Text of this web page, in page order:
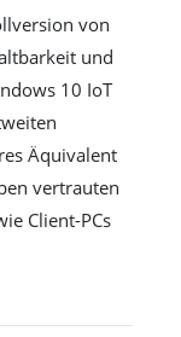
von
und
10 IoT
Äquivalent
vertrauten
Client-PCs